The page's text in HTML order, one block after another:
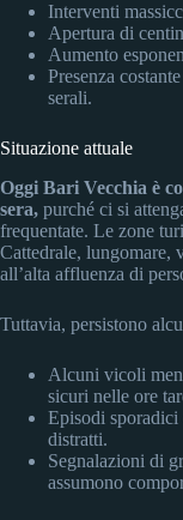
Interventi
Apertura di
Aumento
Presenza
serali.
Situazione attuale
Oggi Bari Vecchia è
sera, purché ci si
frequentate. Le zone
Cattedrale, lungomare,
all’alta affluenza di
Tuttavia, persistono
Alcuni vicoli
sicuri nelle ore
Episodi
distratti.
Segnalazioni di
assumono